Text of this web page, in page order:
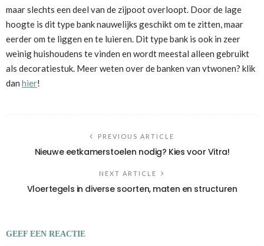
maar slechts een deel van de zijpoot overloopt. Door de lage
hoogte is dit type bank nauwelijks geschikt om te zitten, maar
eerder om te liggen en te luieren. Dit type bank is ook in zeer
weinig huishoudens te vinden en wordt meestal alleen gebruikt
als decoratiestuk. Meer weten over de banken van vtwonen? klik
dan hier!
PREVIOUS ARTICLE
Nieuwe eetkamerstoelen nodig? Kies voor Vitra!
NEXT ARTICLE
Vloertegels in diverse soorten, maten en structuren
GEEF EEN REACTIE